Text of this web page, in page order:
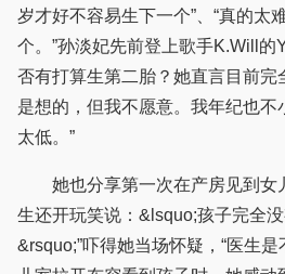
岁才好不容易生下一个”、“真的太
个。”孙淡妃先前登上歌手K.Will的
否有打算生第二胎？她直言目前完
是想的，但我不愿意。我年纪也不
太低。”
她也分享第一次在产房见到女
生还开玩笑说：&lsquo;孩子完全没
&rsquo;”吓得她当场怀疑，“医生